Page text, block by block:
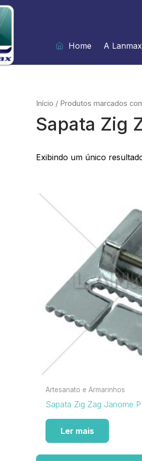
Ir
para
o
conteúdo
Home
A Lanmax
Início / Produtos marcados
Sapata Zig
Exibindo um único
Artesanato e Armarinhos
Sapata Zig Zag Janome
Ler mais